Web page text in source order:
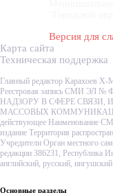
Версия для
Карта сайта
Техническая поддержка
Главный редактор Карахоев
Реестровая запись СМИ
НАДЗОРУ В СФЕРЕ
МАССОВЫХ КОММУНИКАЦИЙ
действующее Наименование
издание Территория
Учредители Орган местного
редакции 386231, Республика
английский, русский, ингушский
Основные разделы